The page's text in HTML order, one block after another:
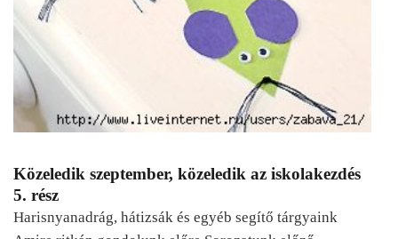
Közeledik szeptember, közeledik az iskolakezdés
5. rész
Harisnyanadrág, hátizsák és egyéb segítő tárgyaink